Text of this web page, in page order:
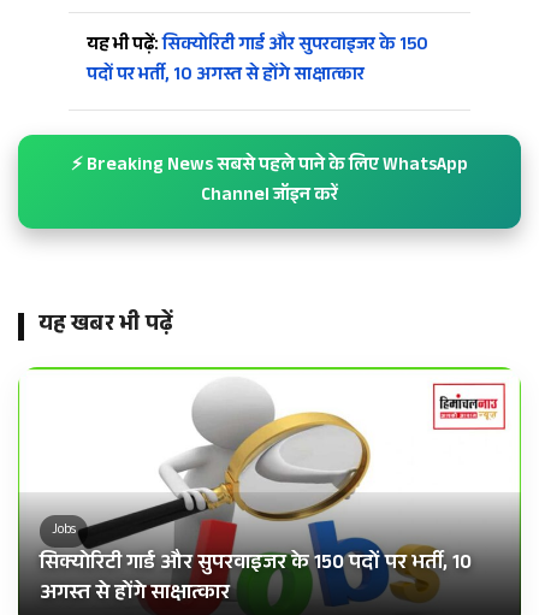
यह भी पढ़ें:सिक्योरिटी गार्ड और सुपरवाइजर के 150
पदों पर भर्ती, 10 अगस्त से होंगे साक्षात्कार
⚡ Breaking News सबसे पहले पाने के लिए WhatsApp
Channel जॉइन करें
यह खबर भी पढ़ें
Jobs
सिक्योरिटी गार्ड और सुपरवाइजर के 150 पदों पर भर्ती, 10
अगस्त से होंगे साक्षात्कार